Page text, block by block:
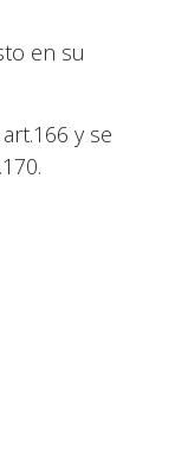
en su
y se